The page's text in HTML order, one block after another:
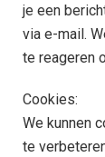
je een
via e-mail.
te reageren
Cookies:
We kunnen
te